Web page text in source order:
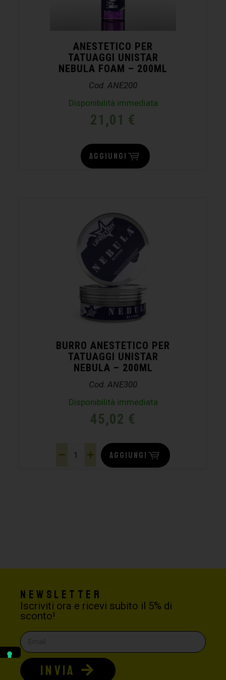
ANESTETICO PER
TATUAGGI UNISTAR
NEBULA FOAM – 200ML
Cod. ANE200
Disponibilità immediata
21,01 €
AGGIUNGI
BURRO ANESTETICO PER
TATUAGGI UNISTAR
NEBULA – 200ML
Cod. ANE300
Disponibilità immediata
45,02 €
AGGIUNGI
Newsletter
Iscriviti ora e ricevi subito il 5% di
sconto!
INVIA